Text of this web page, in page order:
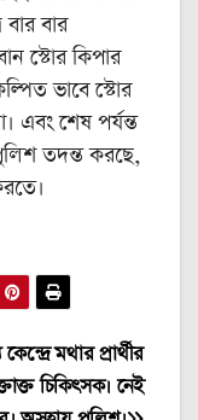
বার
স্টোর কিপার
ভাবে স্টোর
এবং শেষ পর্যন্ত
তদন্ত করছে,
কেন্দ্রে মথার প্রার্থীর
চিকিৎসক। নেই